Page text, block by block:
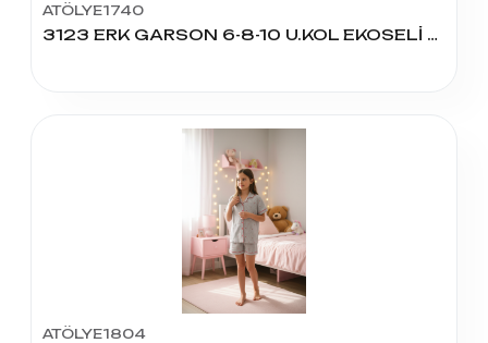
ATÖLYE1740
3123 ERK GARSON 6-8-10 U.KOL EKOSELİ PİJAMA TAKIM
ATÖLYE1804